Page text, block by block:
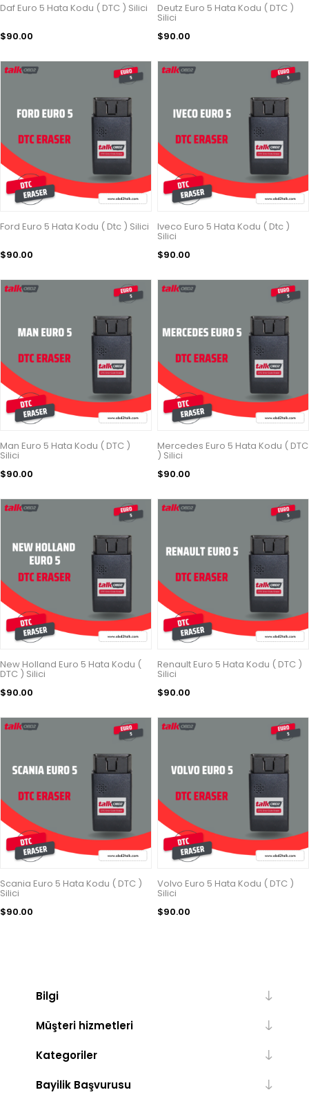
Daf Euro 5 Hata Kodu ( DTC ) Silici
$90.00
Deutz Euro 5 Hata Kodu ( DTC )
Silici
$90.00
Ford Euro 5 Hata Kodu ( Dtc ) Silici
$90.00
Iveco Euro 5 Hata Kodu ( Dtc )
Silici
$90.00
Man Euro 5 Hata Kodu ( DTC )
Silici
$90.00
Mercedes Euro 5 Hata Kodu ( DTC
) Silici
$90.00
New Holland Euro 5 Hata Kodu (
DTC ) Silici
$90.00
Renault Euro 5 Hata Kodu ( DTC )
Silici
$90.00
Scania Euro 5 Hata Kodu ( DTC )
Silici
$90.00
Volvo Euro 5 Hata Kodu ( DTC )
Silici
$90.00
Bilgi
Müşteri hizmetleri
Kategoriler
Bayilik Başvurusu